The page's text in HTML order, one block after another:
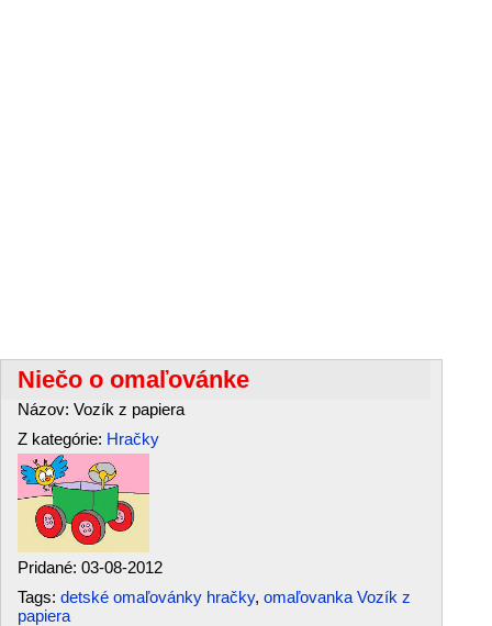
Niečo o omaľovánke
Názov: Vozík z papiera
Z kategórie: Hračky
Pridané: 03-08-2012
Tags: detské omaľovánky hračky, omaľovanka Vozík z
papiera